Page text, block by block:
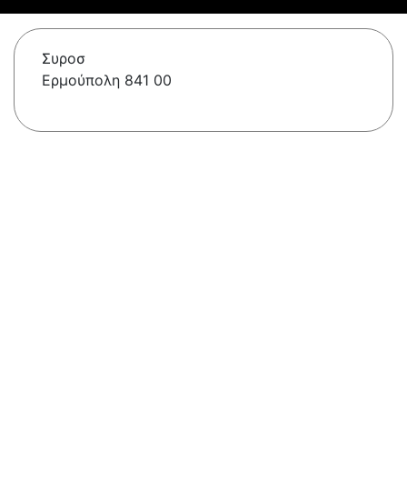
Συροσ
Ερμούπολη 841 00